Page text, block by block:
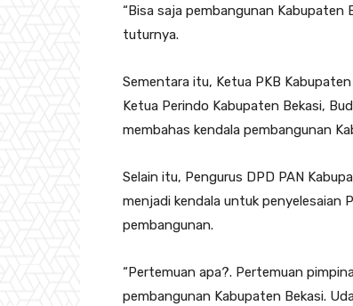
“Bisa saja pembangunan Kabupaten
tuturnya.
Sementara itu, Ketua PKB
Ketua Perindo Kabupaten Bekasi,
membahas kendala pembangunan
Selain itu, Pengurus DPD PAN
menjadi kendala untuk penyelesaian
pembangunan.
“Pertemuan apa?. Pertemuan
pembangunan Kabupaten Bekasi.